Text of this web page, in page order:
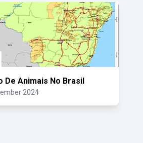
De Animais No Brasil
2024